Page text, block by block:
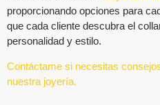
proporcionando opciones para
que cada cliente descubra el
personalidad y estilo.
Contáctame si necesitas
nuestra joyería.